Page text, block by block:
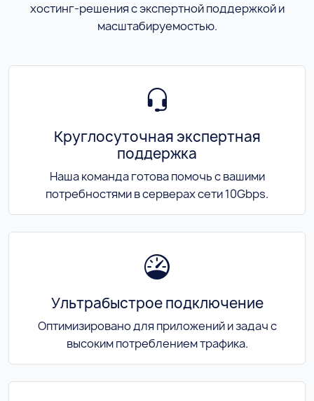
хостинг-решения с экспертной поддержкой и
масштабируемостью.
Круглосуточная экспертная
поддержка
Наша команда готова помочь с вашими
потребностями в серверах сети 10Gbps.
Ультрабыстрое подключение
Оптимизировано для приложений и задач с
высоким потреблением трафика.